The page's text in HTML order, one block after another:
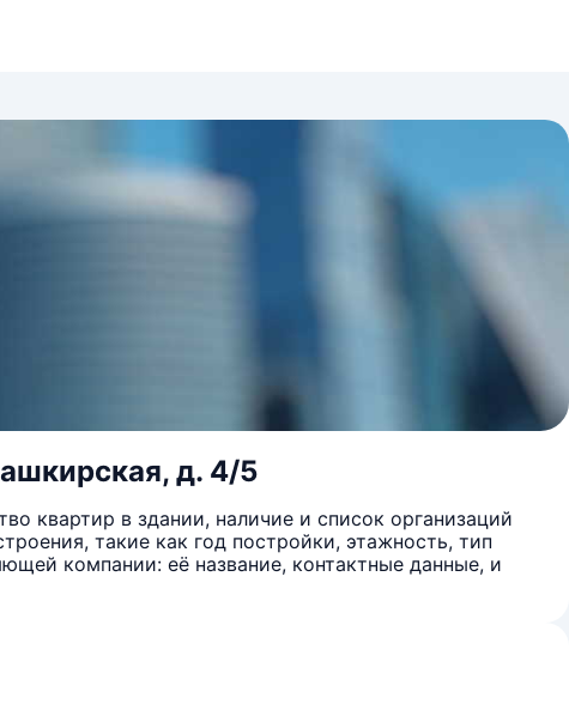
д. 4/5
квартир в здании, наличие и список организаций
такие как год постройки, этажность, тип
компании: её название, контактные данные, и